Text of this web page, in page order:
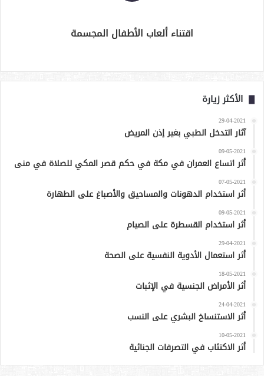
اقتناء ألعاب الأطفال المجسمة
الأكثر زيارة
29-04-2021
آثار التدخل الطبي بغير إذن المريض
09-05-2021
أثر اتساع العمران في مكة في حكم قصر المكي للصلاة في منى
07-05-2021
أثر استخدام الدهونات والمساحيق والأصباغ على الطهارة
09-05-2021
أثر استخدام القسطرة على الصيام
29-04-2021
أثر استعمال الأدوية النفسية على الصحة
18-05-2021
أثر الأمراض الجنسية في الإثبات
24-04-2021
أثر الاستنساخ البشري على النسب
10-05-2021
أثر الاكتئاب في التصرفات الجنائية